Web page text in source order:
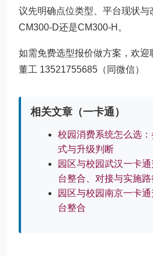
议先明确点位类型、平台现状
CM300-D还是CM300-H。
如需免费选型报价做方案，欢迎
董工 13521755685（同微信）
相关文章（一卡通）
校园消费系统怎么选
式与升级判断
园区与校园武汉一卡
台整合、对接与实施路
园区与校园南京一卡
台整合